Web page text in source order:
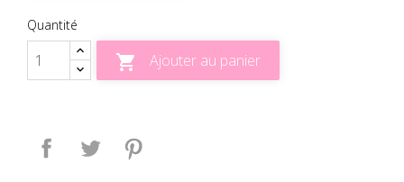
Quantité
 Ajouter au panier
Partager Tweet